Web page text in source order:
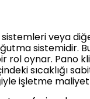
veya
sistemidir.
oynar. Pano
sıcaklığı
işletme